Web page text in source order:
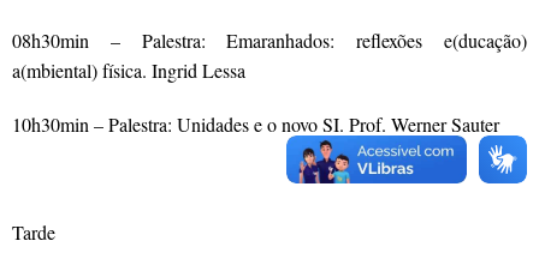
08h30min – Palestra: Emaranhados: reflexões e(ducação)
a(mbiental) física. Ingrid Lessa
10h30min – Palestra: Unidades e o novo SI. Prof. Werner Sauter
Tarde